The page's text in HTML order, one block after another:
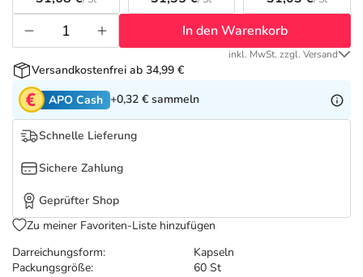
Tierapotheke
Vitamine & Mineralstoffe
Marken
Salus Deals
Darreichungsform:
Kapseln
Packungsgröße:
60 St
In den Warenkorb
inkl. MwSt. zzgl. Versand
Versandkostenfrei ab 34,99 €
APO Cash +0,32 € sammeln
Schnelle Lieferung
Sichere Zahlung
Geprüfter Shop
Zu meiner Favoriten-Liste hinzufügen